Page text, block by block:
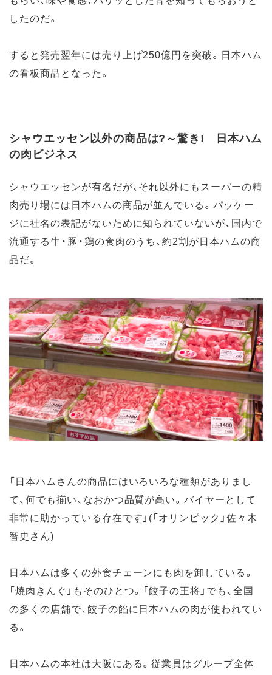
したのだ。
すると発売翌年には売り上げ250億円を突破。日本ハム
の看板商品となった。
シャウエッセン以外の商品は?～驚き! 日本ハム
の肉ビジネス
シャウエッセンが有名だが、それ以外にもスーパーの精
肉売り場には日本ハムの商品が並んでいる。パッケー
ジに社名の表記がないために知られていないが、国内で
流通する牛・豚・鶏の食肉のうち、約2割が日本ハムの商
品だ。
「日本ハムさんの商品にはいろいろな種類がありまし
て、何でも揃い、なおかつ品質が高い。バイヤーとして
非常に助かっている存在です」(「オリンピック」佐々木
智史さん)
日本ハムは多くの外食チェーンにも肉を卸している。
「焼肉きんぐ」もそのひとつ。「餃子の王将」でも、全国
の多くの店舗で、餃子の餡に日本ハムの肉が使われてい
る。
日本ハムの本社は大阪にある。従業員はグループ全体